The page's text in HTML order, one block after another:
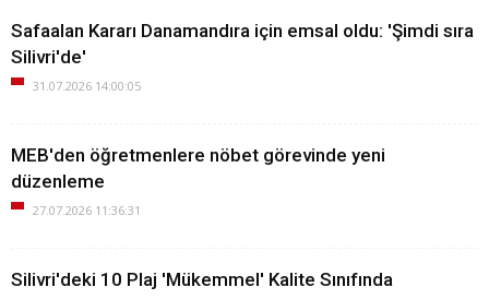
Safaalan Kararı Danamandıra için emsal oldu: 'Şimdi sıra
Silivri'de'
31.07.2026 14:00:05
MEB'den öğretmenlere nöbet görevinde yeni
düzenleme
27.07.2026 11:36:31
Silivri'deki 10 Plaj 'Mükemmel' Kalite Sınıfında